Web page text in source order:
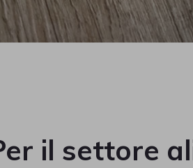
il settore